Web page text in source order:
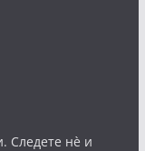
Следете нè и